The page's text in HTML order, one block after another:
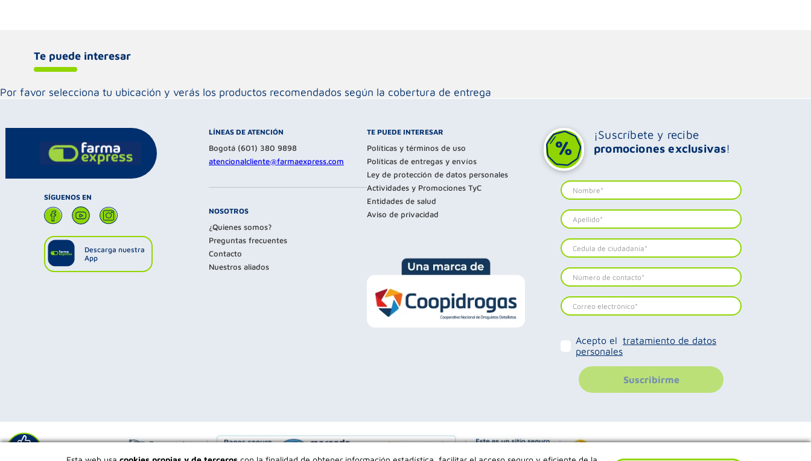
Te puede interesar
Por favor selecciona tu ubicación y verás los productos recomendados según la cobertura de entrega
SÍGUENOS EN
Descarga nuestra
App
LÍNEAS DE ATENCIÓN
Bogotá (601) 380 9898
atencionalcliente@farmaexpress.com
NOSOTROS
¿Quienes somos?
Preguntas frecuentes
Contacto
Nuestros aliados
TE PUEDE INTERESAR
Políticas y términos de uso
Políticas de entregas y envíos
Ley de protección de datos personales
Actividades y Promociones TyC
Entidades de salud
Aviso de privacidad
¡Suscríbete y recibe
promociones exclusivas!
Acepto el tratamiento de datos
personales
Suscribirme